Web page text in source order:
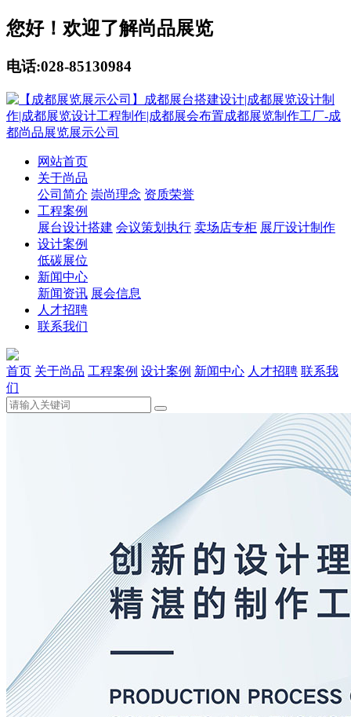
您好！欢迎了解尚品展览
电话:028-85130984
网站首页
关于尚品
公司简介 崇尚理念 资质荣誉
工程案例
展台设计搭建 会议策划执行 卖场店专柜 展厅设计制作
设计案例
低碳展位
新闻中心
新闻资讯 展会信息
人才招聘
联系我们
首页 关于尚品 工程案例 设计案例 新闻中心 人才招聘 联系我
们